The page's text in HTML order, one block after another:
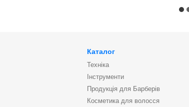
Каталог
Техніка
Інструменти
Продукція для Барберів
Косметика для волосся